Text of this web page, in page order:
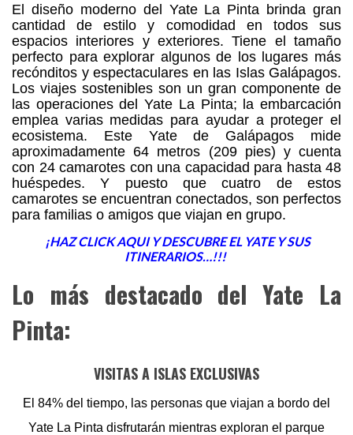
El diseño moderno del Yate La Pinta brinda gran
cantidad de estilo y comodidad en todos sus
espacios interiores y exteriores. Tiene el tamaño
perfecto para explorar algunos de los lugares más
recónditos y espectaculares en las Islas Galápagos.
Los viajes sostenibles son un gran componente de
las operaciones del Yate La Pinta; la embarcación
emplea varias medidas para ayudar a proteger el
ecosistema. Este Yate de Galápagos mide
aproximadamente 64 metros (209 pies) y cuenta
con 24 camarotes con una capacidad para hasta 48
huéspedes. Y puesto que cuatro de estos
camarotes se encuentran conectados, son perfectos
para familias o amigos que viajan en grupo.
¡HAZ CLICK AQUI Y DESCUBRE EL YATE Y SUS
ITINERARIOS…!!!
Lo más destacado del Yate La
Pinta:
VISITAS A ISLAS EXCLUSIVAS
El 84% del tiempo, las personas que viajan a bordo del
Yate La Pinta disfrutarán mientras exploran el parque